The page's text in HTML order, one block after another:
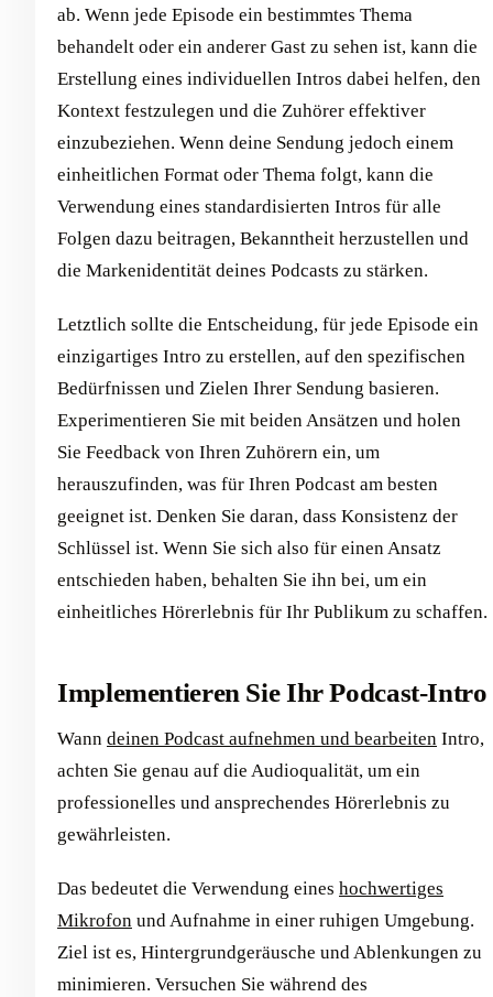
ab. Wenn jede Episode ein bestimmtes Thema
behandelt oder ein anderer Gast zu sehen ist, kann die
Erstellung eines individuellen Intros dabei helfen, den
Kontext festzulegen und die Zuhörer effektiver
einzubeziehen. Wenn deine Sendung jedoch einem
einheitlichen Format oder Thema folgt, kann die
Verwendung eines standardisierten Intros für alle
Folgen dazu beitragen, Bekanntheit herzustellen und
die Markenidentität deines Podcasts zu stärken.
Letztlich sollte die Entscheidung, für jede Episode ein
einzigartiges Intro zu erstellen, auf den spezifischen
Bedürfnissen und Zielen Ihrer Sendung basieren.
Experimentieren Sie mit beiden Ansätzen und holen
Sie Feedback von Ihren Zuhörern ein, um
herauszufinden, was für Ihren Podcast am besten
geeignet ist. Denken Sie daran, dass Konsistenz der
Schlüssel ist. Wenn Sie sich also für einen Ansatz
entschieden haben, behalten Sie ihn bei, um ein
einheitliches Hörerlebnis für Ihr Publikum zu schaffen.
Implementieren Sie Ihr Podcast-Intro
Wann deinen Podcast aufnehmen und bearbeiten Intro,
achten Sie genau auf die Audioqualität, um ein
professionelles und ansprechendes Hörerlebnis zu
gewährleisten.
Das bedeutet die Verwendung eines hochwertiges
Mikrofon und Aufnahme in einer ruhigen Umgebung.
Ziel ist es, Hintergrundgeräusche und Ablenkungen zu
minimieren. Versuchen Sie während des